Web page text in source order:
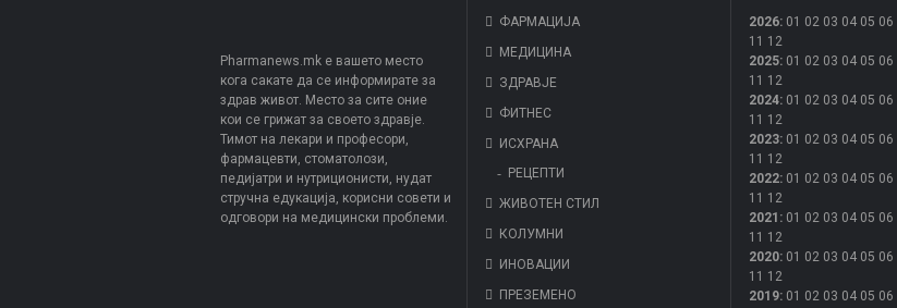
Pharmanews.mk е вашето место
кога сакате да се информирате за
здрав живот. Место за сите оние
кои се грижат за своето здравје.
Тимот на лекари и професори,
фармацевти, стоматолози,
педијатри и нутриционисти, нудат
стручна едукација, корисни совети и
одговори на медицински проблеми.
ФАРМАЦИЈА
МЕДИЦИНА
ЗДРАВЈЕ
ФИТНЕС
ИСХРАНА
РЕЦЕПТИ
ЖИВОТЕН СТИЛ
КОЛУМНИ
ИНОВАЦИИ
ПРЕЗЕМЕНО
2026: 01 02 03 04 05 06
11 12
2025: 01 02 03 04 05 06
11 12
2024: 01 02 03 04 05 06
11 12
2023: 01 02 03 04 05 06
11 12
2022: 01 02 03 04 05 06
11 12
2021 : 01 02 03 04 05 06
11 12
2020: 01 02 03 04 05 06
11 12
2019: 01 02 03 04 05 06